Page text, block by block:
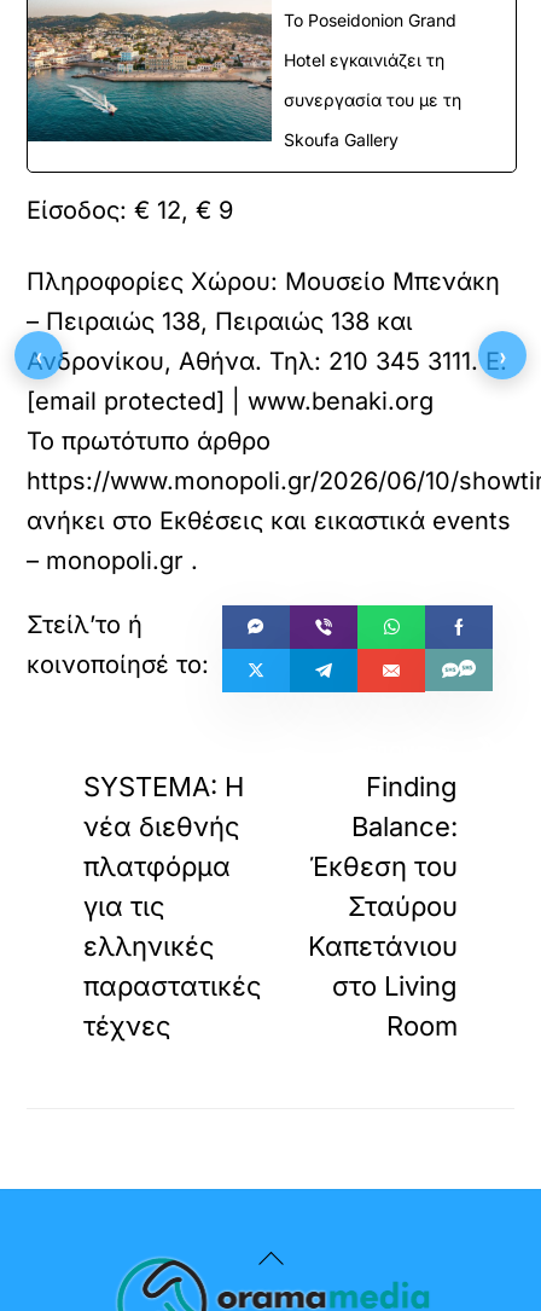
Το Poseidonion Grand
Hotel εγκαινιάζει τη
συνεργασία του με τη
Skoufa Gallery
Είσοδος:€ 12, € 9
Πληροφορίες Χώρου: Μουσείο Μπενάκη
– Πειραιώς 138, Πειραιώς 138 και
Ανδρονίκου, Αθήνα. Τηλ: 210 345 3111. Ε:
[email protected] | www.benaki.org
Το πρωτότυπο άρθρο
https://www.monopoli.gr/2026/06/10/
ανήκει στο Εκθέσεις και εικαστικά events
– monopoli.gr .
SYSTEMA: Η
νέα διεθνής
πλατφόρμα
για τις
ελληνικές
παραστατικές
τέχνες
Finding
Balance:
Έκθεση του
Σταύρου
Καπετάνιου
στο Living
Room
Back
To
‹ ›